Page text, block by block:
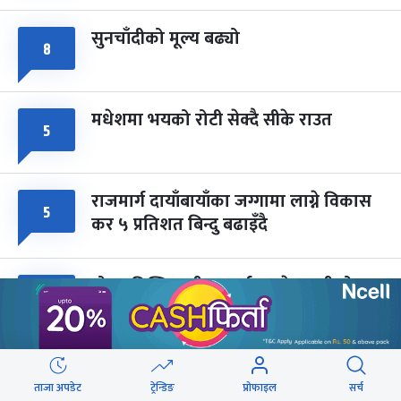
८ सुनचाँदीको मूल्य बढ्यो
५ मधेशमा भयको रोटी सेक्दै सीके राउत
५ राजमार्ग दायाँबायाँका जग्गामा लाग्ने विकास
कर ५ प्रतिशत बिन्दु बढाइँदै
५ मोहन तिम्सिनाजी- मार्क्सवाद देववाणी होइन,
अपव्याख्या नगरौं
५ महानगरका १८७ सहकारीले फिर्ता दिन
सकेनन् सवा ८ अर्ब
ताजा अपडेट ट्रेन्डिङ प्रोफाइल सर्च